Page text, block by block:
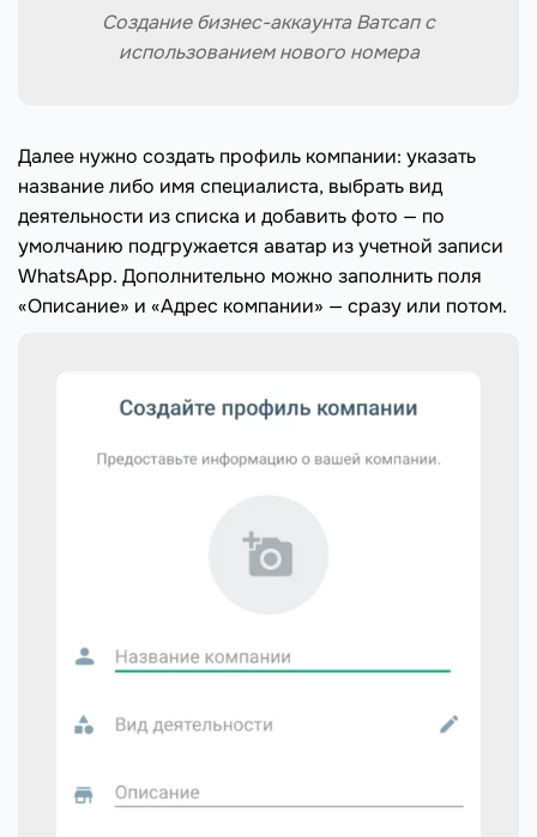
Создание бизнес-аккаунта Ватсап с
использованием нового номера
Далее нужно создать профиль компании: указать
название либо имя специалиста, выбрать вид
деятельности из списка и добавить фото — по
умолчанию подгружается аватар из учетной записи
WhatsApp. Дополнительно можно заполнить поля
«Описание» и «Адрес компании» — сразу или потом.